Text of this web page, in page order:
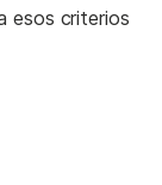
esos criterios